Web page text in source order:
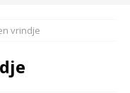
vrindje